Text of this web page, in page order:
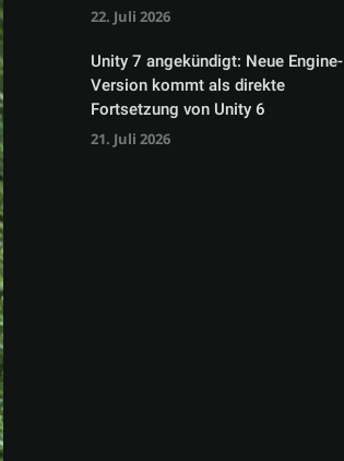
22. Juli 2026
Unity 7 angekündigt: Neue Engine-
Version kommt als direkte
Fortsetzung von Unity 6
21. Juli 2026